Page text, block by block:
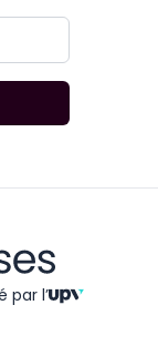
par l’